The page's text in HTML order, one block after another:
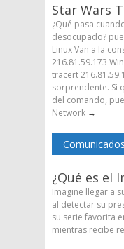
Star Wars
¿Qué pasa
desocupado?
Linux Van a la
216.81.59.173
tracert
sorprendente. Si
del comando,
Network →
¿Qué es el
Imagine llegar a
al detectar su
su serie favorita
mientras recibe